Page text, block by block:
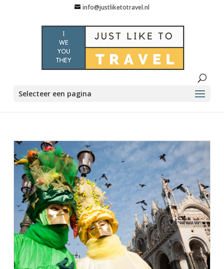
info@justliketotravel.nl
Selecteer een pagina